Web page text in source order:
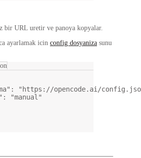
bir URL uretir ve panoya kopyalar.
ayarlamak icin config dosyaniza sunu
:
"https://opencode.ai/
:
"manual"